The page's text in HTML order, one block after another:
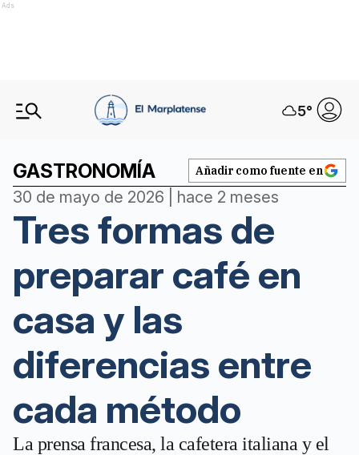
Ads
5°
GASTRONOMÍA Añadir como fuente en
30 de mayo de 2026 | hace 2 meses
Tres formas de
preparar café en
casa y las
diferencias entre
cada método
La prensa francesa, la cafetera italiana y el